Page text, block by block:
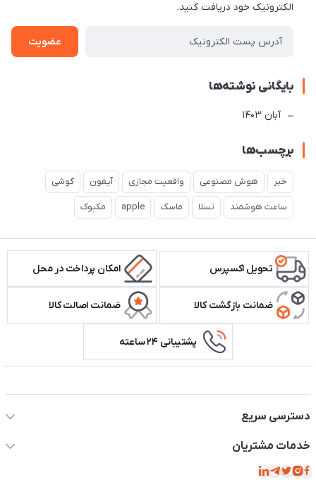
الکترونیک خود دریافت کنید.
عضویت
بایگانی نوشته‌ها
آبان 1403
برچسب‌ها
خبر هوش مصنوعی واقعیت مجازی آیفون گوشی
ساعت هوشمند تسلا ماسک apple مکبوک
تحویل اکسپرس امکان پرداخت در محل
ضمانت بازگشت کالا ضمانت اصالت کالا
پشتیبانی ۲۴ ساعته
دسترسی سریع
حساب کاربری
مجله فروشگاه
خدمات مشتریان
قوانین و مقررات